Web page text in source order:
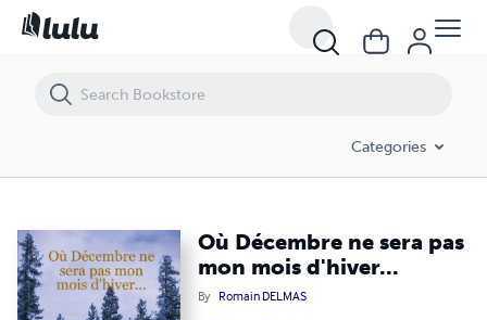
Categories
Où Décembre ne sera pas
mon mois d'hiver...
By Romain DELMAS
Où Décembre ne sera pas mon mois d'hiver...